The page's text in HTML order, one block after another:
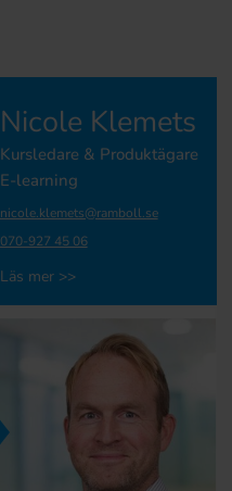
Nicole Klemets
Kursledare & Produktägare
E-learning
nicole.klemets@ramboll.se
070-927 45 06
Läs mer >>